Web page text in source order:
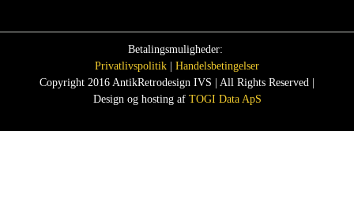
Betalingsmuligheder:
Privatlivspolitik
Handelsbetingelser
Copyright 2016 AntikRetrodesign IVS | All Rights Reserved |
Design og hosting af TOGI Data ApS